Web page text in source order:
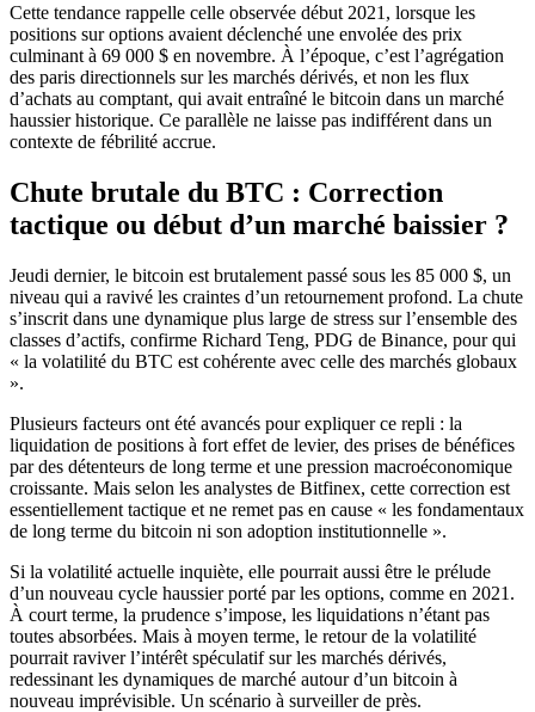
Cette tendance rappelle celle observée début 2021, lorsque les
positions sur options avaient déclenché une envolée des prix
culminant à 69 000 $ en novembre. À l’époque, c’est l’agrégation
des paris directionnels sur les marchés dérivés, et non les flux
d’achats au comptant, qui avait entraîné le bitcoin dans un marché
haussier historique. Ce parallèle ne laisse pas indifférent dans un
contexte de fébrilité accrue.
Chute brutale du BTC : Correction
tactique ou début d’un marché baissier ?
Jeudi dernier, le bitcoin est brutalement passé sous les 85 000 $, un
niveau qui a ravivé les craintes d’un retournement profond. La chute
s’inscrit dans une dynamique plus large de stress sur l’ensemble des
classes d’actifs, confirme Richard Teng, PDG de Binance, pour qui
« la volatilité du BTC est cohérente avec celle des marchés globaux
».
Plusieurs facteurs ont été avancés pour expliquer ce repli : la
liquidation de positions à fort effet de levier, des prises de bénéfices
par des détenteurs de long terme et une pression macroéconomique
croissante. Mais selon les analystes de Bitfinex, cette correction est
essentiellement tactique et ne remet pas en cause « les fondamentaux
de long terme du bitcoin ni son adoption institutionnelle ».
Si la volatilité actuelle inquiète, elle pourrait aussi être le prélude
d’un nouveau cycle haussier porté par les options, comme en 2021.
À court terme, la prudence s’impose, les liquidations n’étant pas
toutes absorbées. Mais à moyen terme, le retour de la volatilité
pourrait raviver l’intérêt spéculatif sur les marchés dérivés,
redessinant les dynamiques de marché autour d’un bitcoin à
nouveau imprévisible. Un scénario à surveiller de près.